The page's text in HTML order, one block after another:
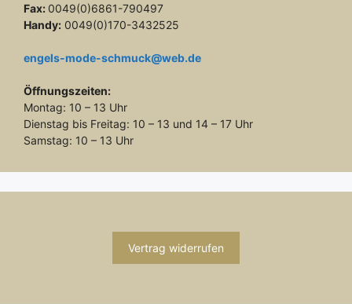
Fax: 0049(0)6861-790497
Handy: 0049(0)170-3432525
engels-mode-schmuck@web.de
Öffnungszeiten:
Montag: 10 – 13 Uhr
Dienstag bis Freitag: 10 – 13 und 14 – 17 Uhr
Samstag: 10 – 13 Uhr
Vertrag widerrufen